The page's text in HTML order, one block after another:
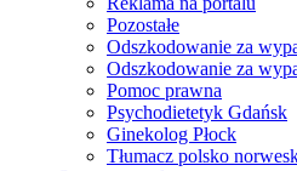
Pozostałe
Odszkodowanie za
Odszkodowanie za
Pomoc prawna
Psychodietetyk Gdańsk
Ginekolog Płock
Tłumacz polsko